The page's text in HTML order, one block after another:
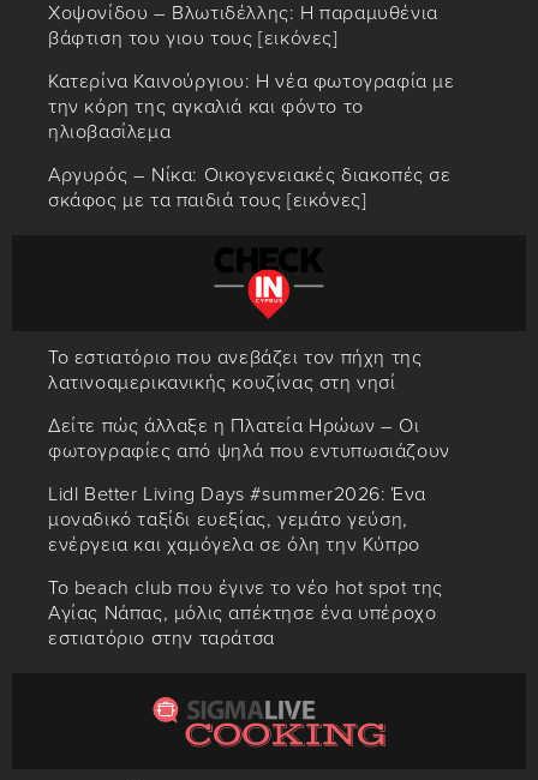
Χοψονίδου – Βλωτιδέλλης: Η παραμυθένια
βάφτιση του γιου τους [εικόνες]
Κατερίνα Καινούργιου: Η νέα φωτογραφία με
την κόρη της αγκαλιά και φόντο το
ηλιοβασίλεμα
Αργυρός – Νίκα: Οικογενειακές διακοπές σε
σκάφος με τα παιδιά τους [εικόνες]
Το εστιατόριο που ανεβάζει τον πήχη της
λατινοαμερικανικής κουζίνας στη νησί
Δείτε πώς άλλαξε η Πλατεία Ηρώων – Οι
φωτογραφίες από ψηλά που εντυπωσιάζουν
Lidl Better Living Days #summer2026: Ένα
μοναδικό ταξίδι ευεξίας, γεμάτο γεύση,
ενέργεια και χαμόγελα σε όλη την Κύπρο
Το beach club που έγινε το νέο hot spot της
Αγίας Νάπας, μόλις απέκτησε ένα υπέροχο
εστιατόριο στην ταράτσα